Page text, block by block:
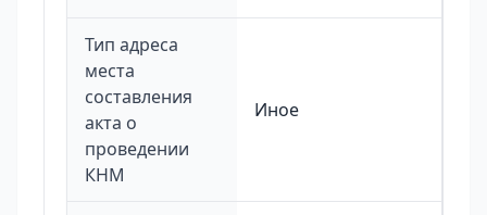
Тип адреса
места
составления
акта о
проведении
КНМ
Иное